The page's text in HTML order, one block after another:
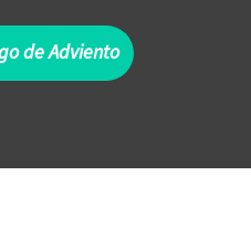
de Adviento